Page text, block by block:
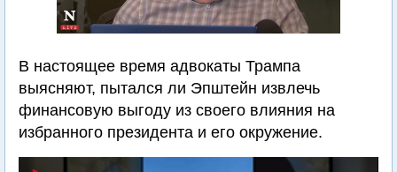
В настоящее время адвокаты Трампа
выясняют, пытался ли Эпштейн извлечь
финансовую выгоду из своего влияния на
избранного президента и его окружение.